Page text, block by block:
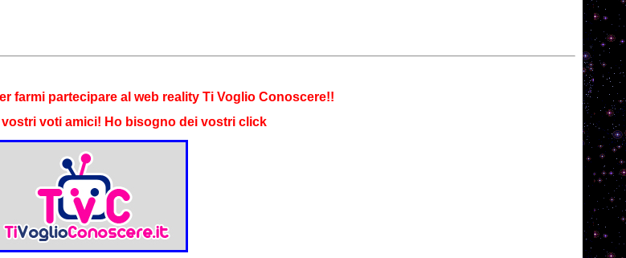
farmi partecipare al web reality Ti Voglio Conoscere!!
voti amici! Ho bisogno dei vostri click